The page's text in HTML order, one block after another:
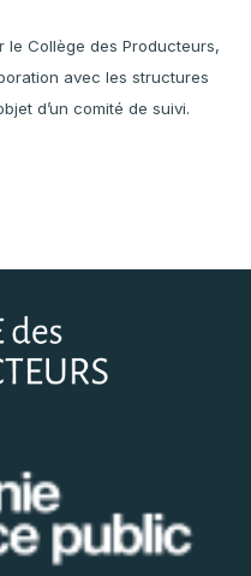
Collège des Producteurs,
avec les structures
d’un comité de suivi.